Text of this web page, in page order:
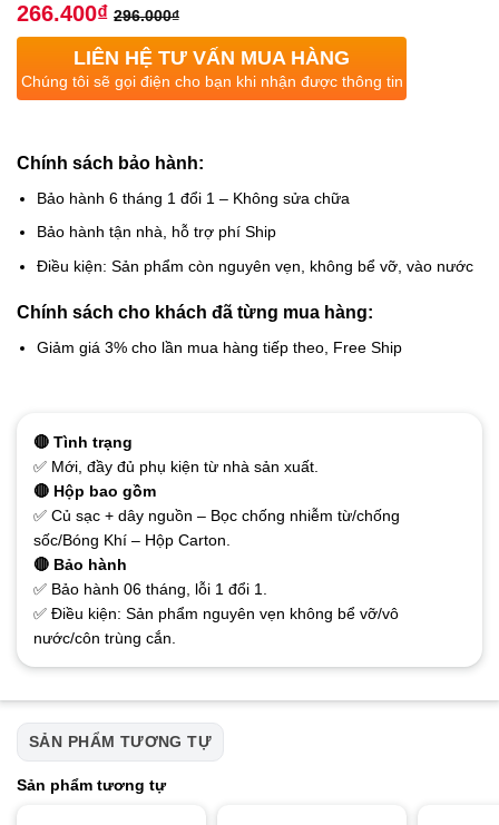
266.400₫ 296.000₫
LIÊN HỆ TƯ VẤN MUA HÀNG
Chúng tôi sẽ gọi điện cho bạn khi nhận được thông tin
Chính sách bảo hành:
Bảo hành 6 tháng 1 đổi 1 – Không sửa chữa
Bảo hành tận nhà, hỗ trợ phí Ship
Điều kiện: Sản phẩm còn nguyên vẹn, không bể vỡ, vào nước
Chính sách cho khách đã từng mua hàng:
Giảm giá 3% cho lần mua hàng tiếp theo, Free Ship
🔴 Tình trạng
✅ Mới, đầy đủ phụ kiện từ nhà sản xuất.
🔴 Hộp bao gồm
✅ Củ sạc + dây nguồn – Bọc chống nhiễm từ/chống
sốc/Bóng Khí – Hộp Carton.
🔴 Bảo hành
✅ Bảo hành 06 tháng, lỗi 1 đổi 1.
✅ Điều kiện: Sản phẩm nguyên vẹn không bể vỡ/vô
nước/côn trùng cắn.
SẢN PHẨM TƯƠNG TỰ
Sản phẩm tương tự